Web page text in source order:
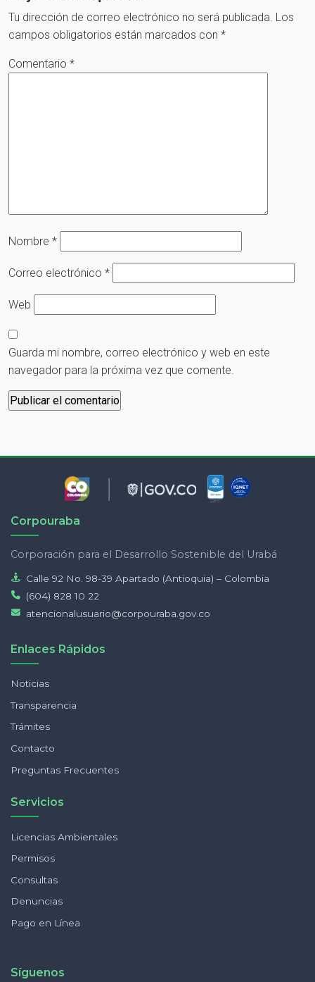
Tu dirección de correo electrónico no será publicada. Los
campos obligatorios están marcados con *
Comentario *
Nombre *
Correo electrónico *
Web
Guarda mi nombre, correo electrónico y web en este
navegador para la próxima vez que comente.
Corpouraba
Corporación para el Desarrollo Sostenible del Urabá
Calle 92 No. 98-39 Apartado (Antioquia) – Colombia
(604) 828 10 22
atencionalusuario@corpouraba.gov.co
Enlaces Rápidos
Noticias
Transparencia
Trámites
Contacto
Preguntas Frecuentes
Servicios
Licencias Ambientales
Permisos
Consultas
Denuncias
Pago en Línea
Síguenos